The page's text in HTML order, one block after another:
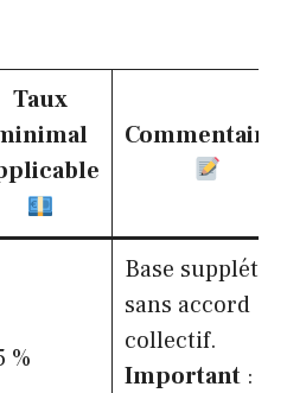
Taux
%
Base supplétive
sans accord
collectif.
Important :